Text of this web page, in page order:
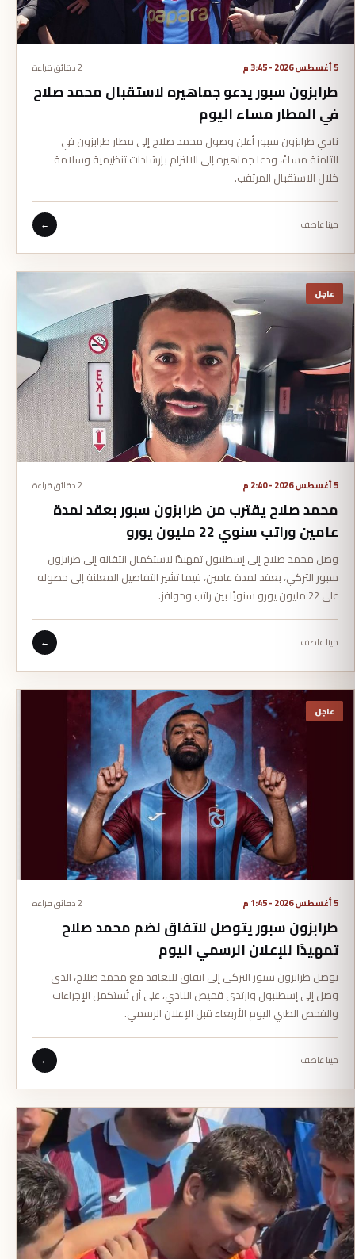
5 أغسطس 2026 - 3:45 م 2 دقائق قراءة
طرابزون سبور يدعو جماهيره لاستقبال محمد صلاح
في المطار مساء اليوم
نادي طرابزون سبور أعلن وصول محمد صلاح إلى مطار طرابزون في
الثامنة مساءً، ودعا جماهيره إلى الالتزام بإرشادات تنظيمية وسلامة
خلال الاستقبال المرتقب.
مينا عاطف ←
عاجل
5 أغسطس 2026 - 2:40 م 2 دقائق قراءة
محمد صلاح يقترب من طرابزون سبور بعقد لمدة
عامين وراتب سنوي 22 مليون يورو
وصل محمد صلاح إلى إسطنبول تمهيدًا لاستكمال انتقاله إلى طرابزون
سبور التركي، بعقد لمدة عامين، فيما تشير التفاصيل المعلنة إلى حصوله
على 22 مليون يورو سنويًا بين راتب وحوافز.
مينا عاطف ←
عاجل
5 أغسطس 2026 - 1:45 م 2 دقائق قراءة
طرابزون سبور يتوصل لاتفاق لضم محمد صلاح
تمهيدًا للإعلان الرسمي اليوم
توصل طرابزون سبور التركي إلى اتفاق للتعاقد مع محمد صلاح، الذي
وصل إلى إسطنبول وارتدى قميص النادي، على أن تُستكمل الإجراءات
والفحص الطبي اليوم الأربعاء قبل الإعلان الرسمي.
مينا عاطف ←